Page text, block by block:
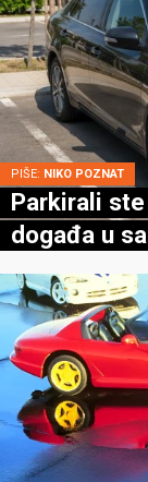
PIŠE: NIKO POZNAT
Parkirali ste
događa u